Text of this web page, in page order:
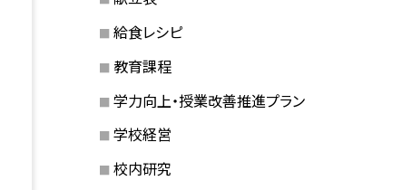
給食レシピ
教育課程
学力向上・授業改善推進プラン
学校経営
校内研究